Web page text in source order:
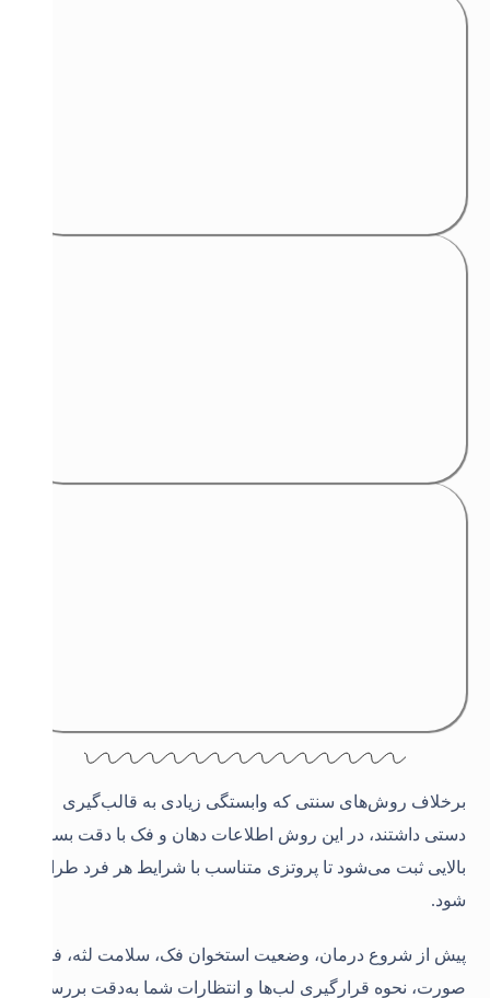
برخلاف روش‌های سنتی که وابستگی زیادی به قالب‌گیری
دستی داشتند، در این روش اطلاعات دهان و فک با دقت بسیار
بالایی ثبت می‌شود تا پروتزی متناسب با شرایط هر فرد طراحی
شود.
پیش از شروع درمان، وضعیت استخوان فک، سلامت لثه، فرم
صورت، نحوه قرارگیری لب‌ها و انتظارات شما به‌دقت بررسی